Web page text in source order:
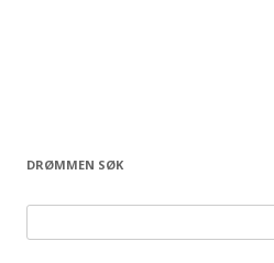
DRØMMEN SØK
e